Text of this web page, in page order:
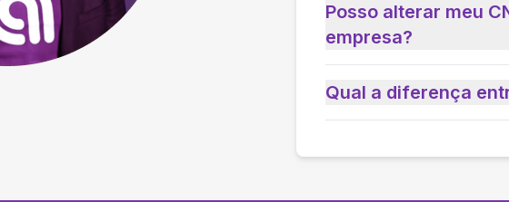
Posso alterar meu
empresa?
Qual a diferença